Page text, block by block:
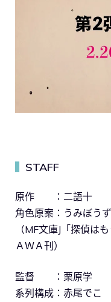
STAFF
原作 ：二語十
角色原案：うみぼうず
（MF文庫J「探偵は
ＡＷＡ刊）
監督 ：栗原学
系列構成：赤尾でこ